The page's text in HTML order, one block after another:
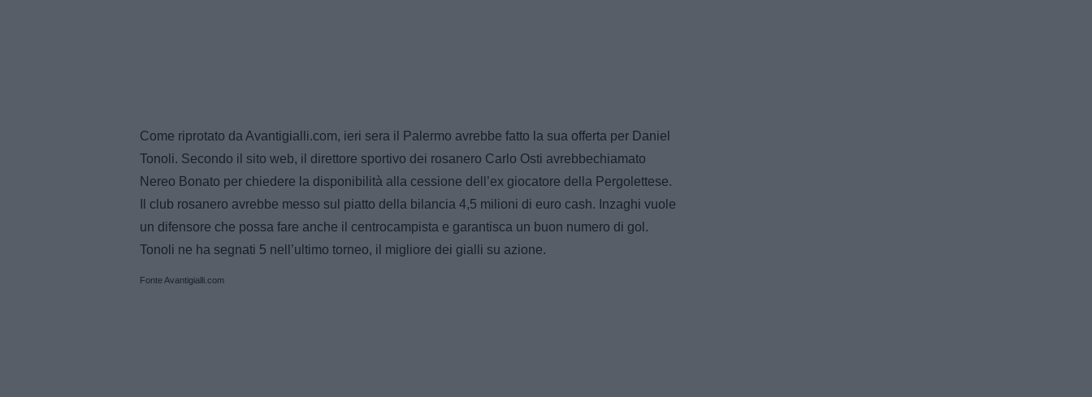
Come riprotato da Avantigialli.com, ieri sera il Palermo avrebbe fatto la sua offerta per Daniel
Tonoli. Secondo il sito web, il direttore sportivo dei rosanero Carlo Osti avrebbechiamato
Nereo Bonato per chiedere la disponibilità alla cessione dell’ex giocatore della Pergolettese.
Il club rosanero avrebbe messo sul piatto della bilancia 4,5 milioni di euro cash. Inzaghi vuole
un difensore che possa fare anche il centrocampista e garantisca un buon numero di gol.
Tonoli ne ha segnati 5 nell’ultimo torneo, il migliore dei gialli su azione.
Fonte Avantigialli.com